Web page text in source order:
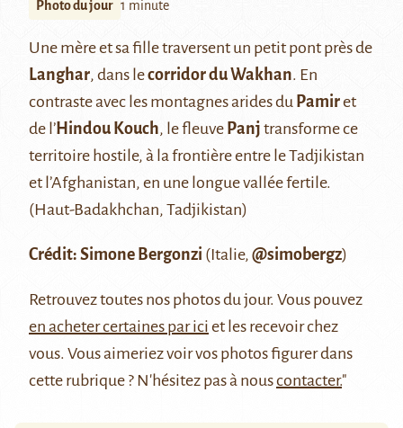
Photo du jour 1 minute
Une mère et sa fille traversent un petit pont près de
Langhar, dans lecorridor du Wakhan. En
contraste avec les montagnes arides du Pamiret
de l’Hindou Kouch, le fleuve Panj transforme ce
territoire hostile, à la frontière entre le Tadjikistan
et l’Afghanistan, en une longue vallée fertile.
(Haut-Badakhchan, Tadjikistan)
Crédit: Simone Bergonzi (Italie, @simobergz)
Retrouveztoutes nos photos du jour. Vous pouvez
en acheter certaines par ici et les recevoir chez
vous. Vous aimeriez voir vos photos figurer dans
cette rubrique ? N'hésitez pas à nouscontacter."